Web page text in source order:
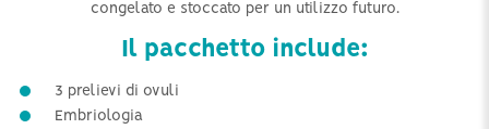
congelato e stoccato per un utilizzo futuro.
Il pacchetto include:
3 prelievi di ovuli
Embriologia